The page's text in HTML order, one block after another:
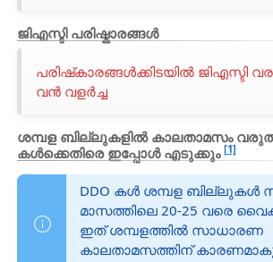
ജിഎസ്ടി പരിഷ്കാരങ്ങൾ
പരിഷ്‌കാരങ്ങൾക്കിടയിൽ ജിഎസ്ടി
വൻ വളർച്ച
ശമ്പള ബില്ലുകളിൽ കാലതാമസം
കൾക്കെതിരെ ഇപ്പോൾ എടുക്കും [1]
DDO കൾ ശമ്പള ബില്ലുകൾ
മാസത്തിലെ 20-25 വരെ
ഇത് ശമ്പളത്തിൽ സാധാരണ
കാലതാമസത്തിന്